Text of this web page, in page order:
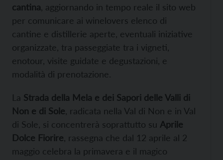
cantina , aggiornando in tempo reale il sito web
per comunicare ai winelovers elenco di
cantine e distillerie aperte, eventuali iniziative
organizzate, tra passeggiate tra i vigneti,
enotour, visite guidate e degustazioni, e
modalità di prenotazione.
La Strada della Mela e dei Sapori delle Valli di
Non e di Sole , radicata nella Val di Non e in Val
di Sole, si concentrerà soprattutto su Aprile
Dolce Fiorire , rassegna che dal 12 aprile al 2
maggio celebra la primavera e il magico